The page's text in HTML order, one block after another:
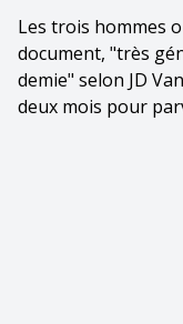
Les trois hommes
document, "très
demie" selon JD
deux mois pour